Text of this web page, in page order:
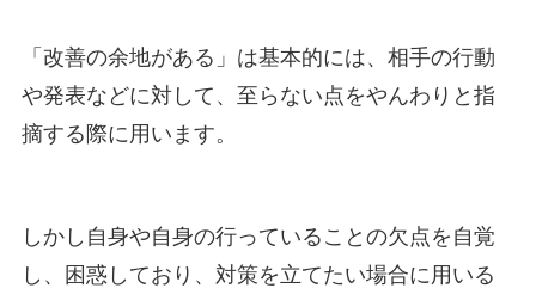
「改善の余地がある」は基本的には、相手の行動
や発表などに対して、至らない点をやんわりと指
摘する際に用います。
しかし自身や自身の行っていることの欠点を自覚
し、困惑しており、対策を立てたい場合に用いる